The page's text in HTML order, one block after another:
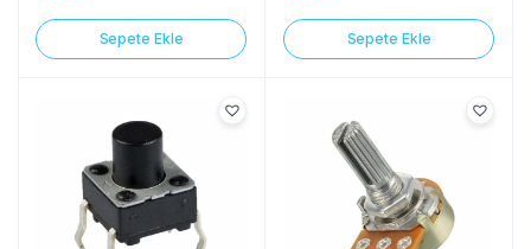
Sepete Ekle Sepete Ekle